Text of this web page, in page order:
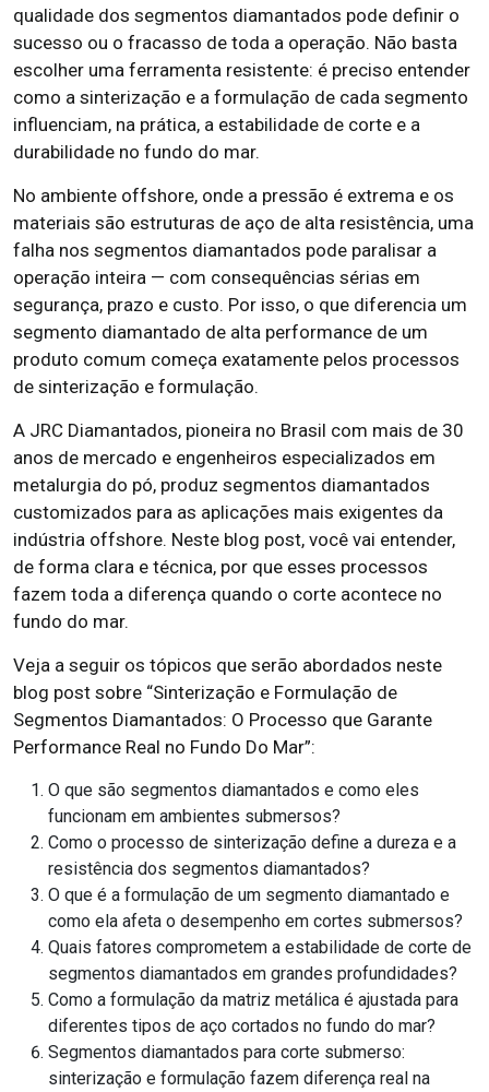
qualidade dos segmentos diamantados pode definir o
sucesso ou o fracasso de toda a operação. Não basta
escolher uma ferramenta resistente: é preciso entender
como a sinterização e a formulação de cada segmento
influenciam, na prática, a estabilidade de corte e a
durabilidade no fundo do mar.
No ambiente offshore, onde a pressão é extrema e os
materiais são estruturas de aço de alta resistência, uma
falha nos segmentos diamantados pode paralisar a
operação inteira — com consequências sérias em
segurança, prazo e custo. Por isso, o que diferencia um
segmento diamantado de alta performance de um
produto comum começa exatamente pelos processos
de sinterização e formulação.
A JRC Diamantados, pioneira no Brasil com mais de 30
anos de mercado e engenheiros especializados em
metalurgia do pó, produz segmentos diamantados
customizados para as aplicações mais exigentes da
indústria offshore. Neste blog post, você vai entender,
de forma clara e técnica, por que esses processos
fazem toda a diferença quando o corte acontece no
fundo do mar.
Veja a seguir os tópicos que serão abordados neste
blog post sobre “Sinterização e Formulação de
Segmentos Diamantados: O Processo que Garante
Performance Real no Fundo Do Mar”:
O que são segmentos diamantados e como eles
funcionam em ambientes submersos?
Como o processo de sinterização define a dureza e a
resistência dos segmentos diamantados?
O que é a formulação de um segmento diamantado e
como ela afeta o desempenho em cortes submersos?
Quais fatores comprometem a estabilidade de corte de
segmentos diamantados em grandes profundidades?
Como a formulação da matriz metálica é ajustada para
diferentes tipos de aço cortados no fundo do mar?
Segmentos diamantados para corte submerso:
sinterização e formulação fazem diferença real na